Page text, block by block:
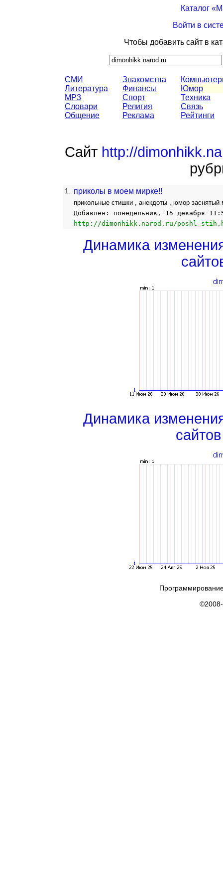
Каталог
Войти в
Чтобы добавить сайт в
СМИ
Литература
MP3
Словари
Общение
Знакомства
Финансы
Спорт
Религия
Реклама
Юмор
Техника
Связь
Рейтинги
Сайт http://
1. приколы в моем мирке!!
прикольные стишки , анекдоты , юмор заснятый
Добавлен: понедельник, 15 декабря
http://dimonhikk.narod.ru/
Динамика
Динамика
сайтов